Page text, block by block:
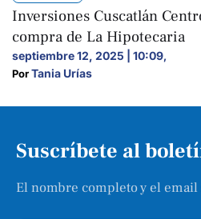
Inversiones Cuscatlán
compra de La Hipotecaria
septiembre 12, 2025 | 10:09,
Por Tania Urías
Suscríbete al
El nombre completo y el